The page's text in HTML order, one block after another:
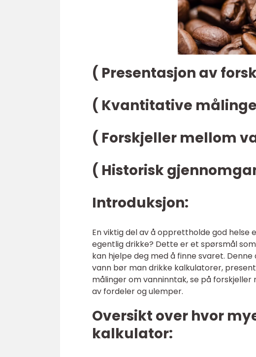
( Presentasjon av
( Kvantitative
( Forskjeller mellom
( Historisk
Introduksjon:
En viktig del av å opprettholde god helse
egentlig drikke? Dette er et spørsmål
kan hjelpe deg med å finne svaret.
vann bør man drikke kalkulatorer,
målinger om vanninntak, se på
av fordeler og ulemper.
Oversikt over hvor
kalkulator: